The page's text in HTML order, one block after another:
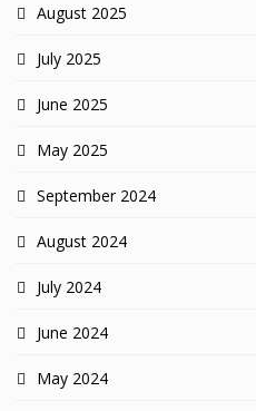
August 2025
July 2025
June 2025
May 2025
September 2024
August 2024
July 2024
June 2024
May 2024